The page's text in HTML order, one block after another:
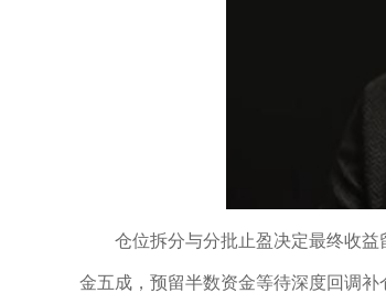
仓位拆分与分批止盈决定最终收
金五成，预留半数资金等待深度回调